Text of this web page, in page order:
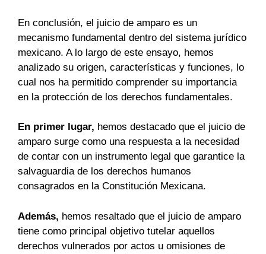
En conclusión, el juicio de amparo es un
mecanismo fundamental dentro del sistema jurídico
mexicano. A lo largo de este ensayo, hemos
analizado su origen, características y funciones, lo
cual nos ha permitido comprender su importancia
en la protección de los derechos fundamentales.
En primer lugar, hemos destacado que el juicio de
amparo surge como una respuesta a la necesidad
de contar con un instrumento legal que garantice la
salvaguardia de los derechos humanos
consagrados en la Constitución Mexicana.
Además, hemos resaltado que el juicio de amparo
tiene como principal objetivo tutelar aquellos
derechos vulnerados por actos u omisiones de